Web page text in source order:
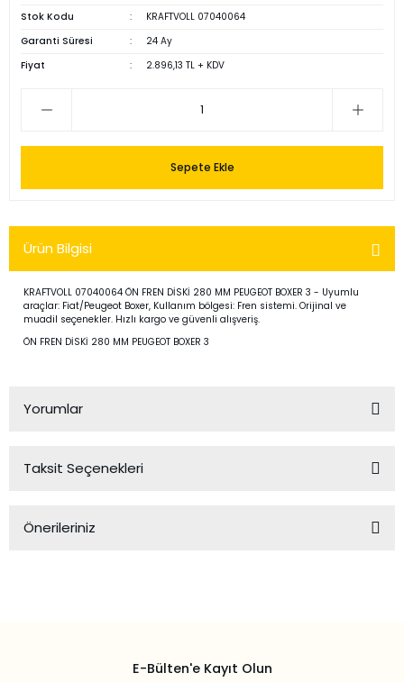
Stok Kodu
KRAFTVOLL 07040064
Garanti Süresi
24 Ay
Fiyat
2.896,13 TL + KDV
Sepete Ekle
Ürün Bilgisi
KRAFTVOLL 07040064 ÖN FREN DİSKİ 280 MM PEUGEOT BOXER 3 - Uyumlu
araçlar: Fiat/Peugeot Boxer, Kullanım bölgesi: Fren sistemi. Orijinal ve
muadil seçenekler. Hızlı kargo ve güvenli alışveriş.
ÖN FREN DİSKİ 280 MM PEUGEOT BOXER 3
Yorumlar
Taksit Seçenekleri
Önerileriniz
Ürün resmi kalitesiz, bozuk veya görüntülenemiyor.
E-Bülten'e Kayıt Olun